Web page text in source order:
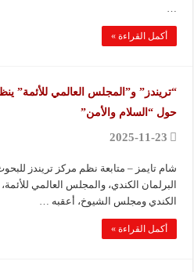
…
أكمل القراءة »
“تريندز” و”المجلس العالمي للأئمة”
حول “السلام والأمن”
2025-11-23
شام تايمز – متابعة نظم مركز تريندز
البرلمان الكندي، والمجلس العالمي
الكندي ومجلس الشيوخ، أعقبه …
أكمل القراءة »